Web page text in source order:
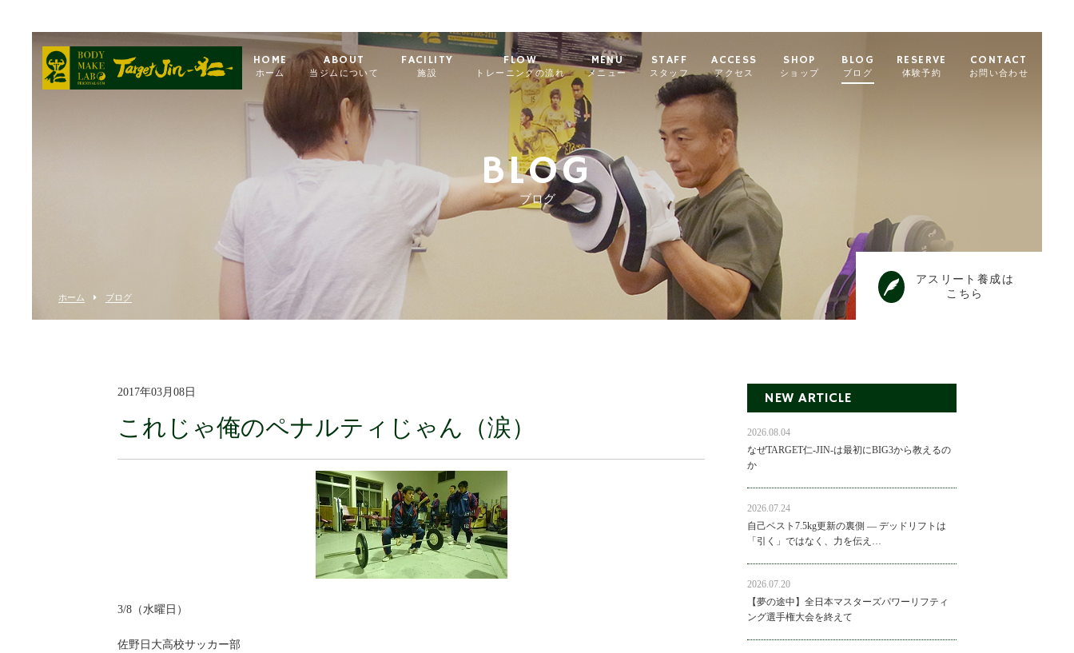
HOME
ホーム
ABOUT
当ジムについて
FACILITY
施設
FLOW
トレーニングの流れ
MENU
メニュー
STAFF
スタッフ
ACCESS
アクセス
SHOP
ショップ
BLOG
ブログ
RESERVE
体験予約
CONTACT
お問い合わせ
BLOG
ブログ
ホーム ブログ
アスリート養成は
こちら
2017年03月08日
これじゃ俺のペナルティじゃん（涙）
3/8（水曜日）
佐野日大高校サッカー部
NEW ARTICLE
2026.08.04
なぜTARGET仁-JIN-は最初にBIG3から教えるの
か
2026.07.24
自己ベスト7.5kg更新の裏側 ― デッドリフトは
「引く」ではなく、力を伝え…
2026.07.20
【夢の途中】全日本マスターズパワーリフティ
ング選手権大会を終えて